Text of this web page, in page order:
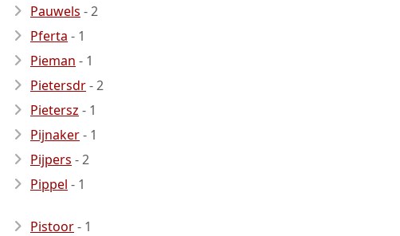
Pauwels - 2
Pferta - 1
Pieman - 1
Pietersdr- 2
Pietersz - 1
Pijnaker- 1
Pijpers - 2
Pippel - 1
Pistoor- 1